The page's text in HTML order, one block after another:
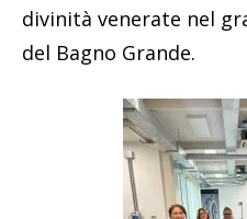
divinità venerate nel
del Bagno Grande.